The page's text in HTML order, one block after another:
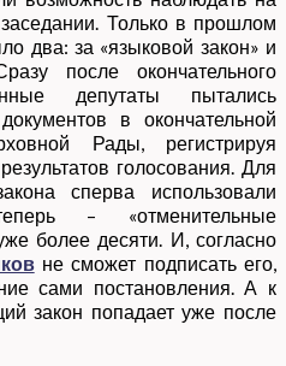
Только в прошлом
два: за «языковой закон» и
после окончательного
депутаты пытались
в окончательной
Рады, регистрируя
голосования. Для
сперва использовали
– «отменительные
более десяти. И, согласно
не сможет подписать его,
сами постановления. А к
закон попадает уже после